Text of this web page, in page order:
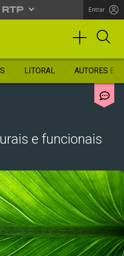
Entrar
LITORAL AUTORES
e funcionais